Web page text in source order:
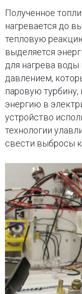
Полученное
нагревается до
тепловую
выделяется
для нагрева воды
давлением,
паровую
энергию в
устройство
технологии
свести выбросы